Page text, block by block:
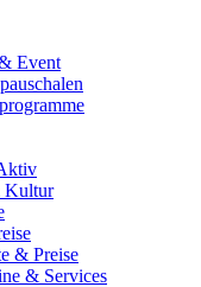
Event
Kultur
& Preise
& Services